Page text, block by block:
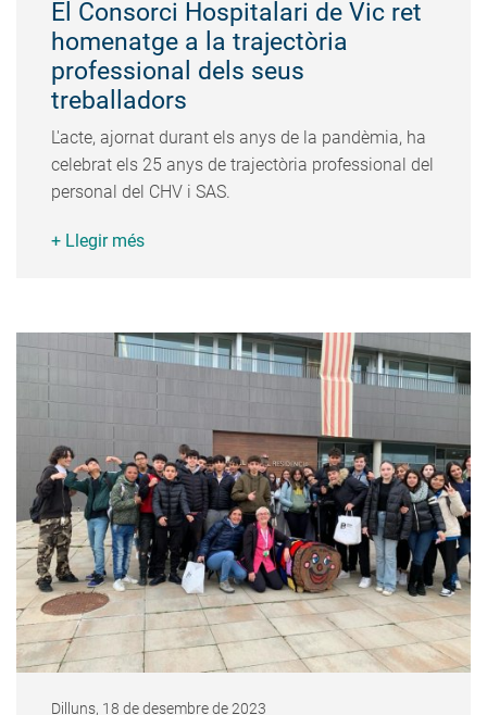
El Consorci Hospitalari de Vic ret
homenatge a la trajectòria
professional dels seus
treballadors
L'acte, ajornat durant els anys de la pandèmia, ha
celebrat els 25 anys de trajectòria professional del
personal del CHV i SAS.
+ Llegir més
Dilluns, 18 de desembre de 2023